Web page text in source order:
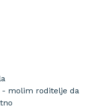
molim roditelje da